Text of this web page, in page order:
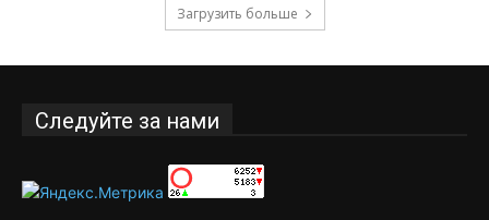
Загрузить больше
Следуйте за нами